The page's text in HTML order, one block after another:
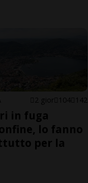
2 gior 104 142
in fuga
lo fanno
per la